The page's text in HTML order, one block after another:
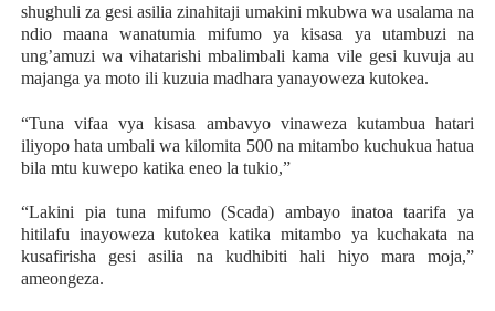
shughuli za gesi asilia zinahitaji umakini mkubwa wa usalama na
ndio maana wanatumia mifumo ya kisasa ya utambuzi na
ung’amuzi wa vihatarishi mbalimbali kama vile gesi kuvuja au
majanga ya moto ili kuzuia madhara yanayoweza kutokea.
“Tuna vifaa vya kisasa ambavyo vinaweza kutambua hatari
iliyopo hata umbali wa kilomita 500 na mitambo kuchukua hatua
bila mtu kuwepo katika eneo la tukio,”
“Lakini pia tuna mifumo (Scada) ambayo inatoa taarifa ya
hitilafu inayoweza kutokea katika mitambo ya kuchakata na
kusafirisha gesi asilia na kudhibiti hali hiyo mara moja,”
ameongeza.